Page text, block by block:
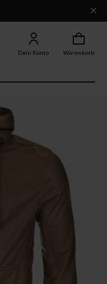
Dein Konto Warenkorb
×